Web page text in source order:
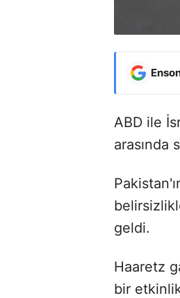
ABD ile
arasında
geldi.
Haaretz
bir